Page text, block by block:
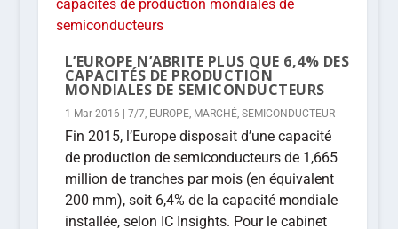
L’EUROPE N’ABRITE PLUS QUE 6,4% DES
CAPACITÉS DE PRODUCTION
MONDIALES DE SEMICONDUCTEURS
1 Mar 2016 7/7, EUROPE, MARCHÉ, SEMICONDUCTEUR
Fin 2015, l’Europe disposait d’une capacité
de production de semiconducteurs de 1,665
million de tranches par mois (en équivalent
200 mm), soit 6,4% de la capacité mondiale
installée, selon IC Insights. Pour le cabinet